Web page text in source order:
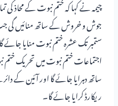
جوش و خروش کے ساتھ منائیں گی
ستمبر تک عشرہ ختم نبوت منایا
اجتماعات ختم نبوت میں تحریک
ساتھ دہرایا جائے گا اور آئین کے
ریکارڈ کرایا جائے گا۔